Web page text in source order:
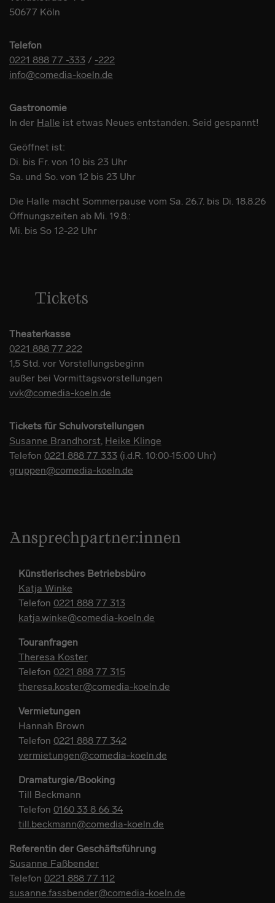
Workshop
50677 Köln
Telefon
0221 888 77 -333 / -222
info@comedia-koeln.de
Gastronomie
In der Halle ist etwas Neues entstanden. Seid gespannt!
Geöffnet ist:
Di. bis Fr. von 10 bis 23 Uhr
Sa. und So. von 12 bis 23 Uhr
Die Halle macht Sommerpause vom Sa. 26.7. bis Di. 18.8.26
Öffnungszeiten ab Mi. 19.8.:
Mi. bis So 12-22 Uhr
Tickets
Theaterkasse
0221 888 77 222
1,5 Std. vor Vorstellungsbeginn
außer bei Vormittagsvorstellungen
vvk@comedia-koeln.de
Tickets für Schulvorstellungen
Susanne Brandhorst, Heike Klinge
Telefon 0221 888 77 333 (i.d.R. 10:00-15:00 Uhr)
gruppen@comedia-koeln.de
Ansprechpartner:innen
Künstlerisches Betriebsbüro
Katja Winke
Telefon 0221 888 77 313
katja.winke@comedia-koeln.de
Touranfragen
Theresa Koster
Telefon 0221 888 77 315
theresa.koster@comedia-koeln.de
Vermietungen
Hannah Brown
Telefon 0221 888 77 342
vermietungen@comedia-koeln.de
Dramaturgie/Booking
Till Beckmann
Telefon 0160 33 8 66 34
till.beckmann@comedia-koeln.de
Referentin der Geschäftsführung
Susanne Faßbender
Telefon 0221 888 77 112
susanne.fassbender@comedia-koeln.de